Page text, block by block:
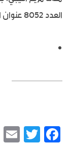
العدد 8052 عنوان المقال المدينة المغربية القديمة.
Facebook